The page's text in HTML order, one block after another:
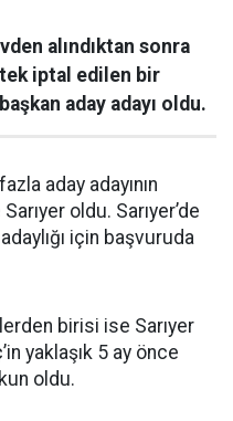
alındıktan sonra
iptal edilen bir
aday adayı oldu.
aday adayının
oldu. Sarıyer’de
için başvuruda
birisi ise Sarıyer
yaklaşık 5 ay önce
oldu.